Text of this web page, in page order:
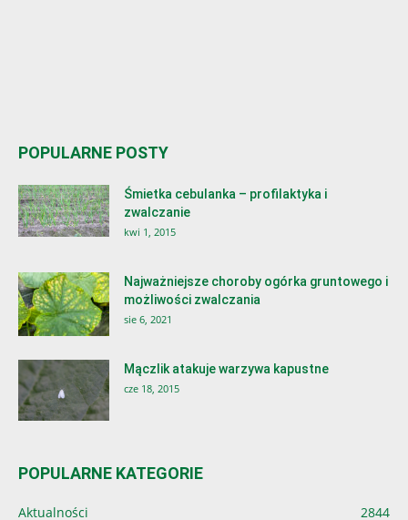
POPULARNE POSTY
Śmietka cebulanka – profilaktyka i
zwalczanie
kwi 1, 2015
Najważniejsze choroby ogórka gruntowego i
możliwości zwalczania
sie 6, 2021
Mączlik atakuje warzywa kapustne
cze 18, 2015
POPULARNE KATEGORIE
Aktualności 2844